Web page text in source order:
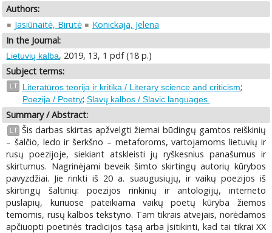
Authors:
Jasiūnaitė, Birutė
Konickaja, Jelena
In the Journal:
Lietuvių kalba, 2019, 13, 1 pdf (18 p.)
Subject terms:
LT Literatūros teorija ir kritika / Literary science and criticism;
Poezija / Poetry; Slavų kalbos / Slavic languages.
Summary / Abstract:
LT Šis darbas skirtas apžvelgti žiemai būdingų gamtos reiškinių
– šalčio, ledo ir šerkšno – metaforoms, vartojamoms lietuvių ir
rusų poezijoje, siekiant atskleisti jų ryškesnius panašumus ir
skirtumus. Nagrinėjami beveik šimto skirtingų autorių kūrybos
pavyzdžiai. Jie rinkti iš 20 a. suaugusiųjų, ir vaikų poezijos iš
skirtingų šaltinių: poezijos rinkinių ir antologijų, interneto
puslapių, kuriuose pateikiama vaikų poetų kūryba žiemos
temomis, rusų kalbos tekstyno. Tam tikrais atvejais, norėdamos
apčiuopti poetinės tradicijos tąsą arba įsitikinti, kad tai tikrai XX